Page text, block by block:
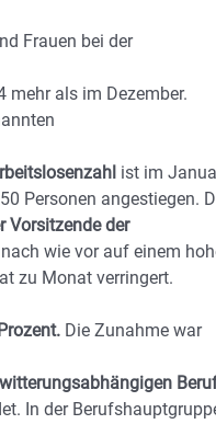
Frauen bei der
mehr als im Dezember.
ist im
Personen angestiegen.
Vorsitzende der
wie vor auf einem
zu Monat verringert.
Die Zunahme war
witterungsabhängigen
In der